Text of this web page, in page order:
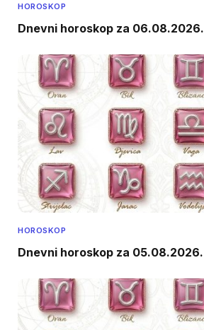
HOROSKOP
Dnevni horoskop za 06.08.2026.
HOROSKOP
Dnevni horoskop za 05.08.2026.